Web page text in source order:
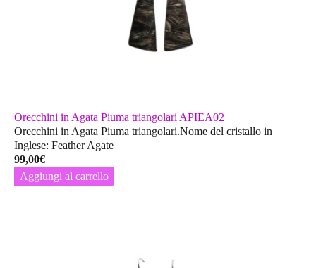
Orecchini in Agata Piuma triangolari APIEA02
Orecchini in Agata Piuma triangolari.Nome del cristallo in
Inglese: Feather Agate
99,00€
Aggiungi al carrello